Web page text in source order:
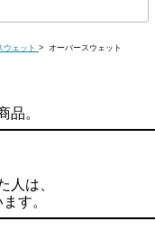
ウェット > オーバースウェット
品。
人は、
す。